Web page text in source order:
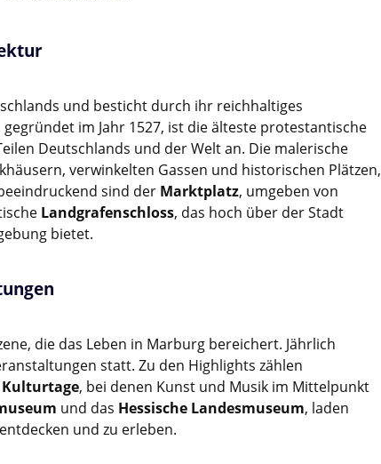
und besticht durch ihr reichhaltiges
gegründet im Jahr 1527, ist die älteste protestantische
Deutschlands und der Welt an. Die malerische
verwinkelten Gassen und historischen Plätzen,
sind der Marktplatz, umgeben von
Landgrafenschloss, das hoch über der Stadt
bietet.
die das Leben in Marburg bereichert. Jährlich
statt. Zu den Highlights zählen
, bei denen Kunst und Musik im Mittelpunkt
und das Hessische Landesmuseum, laden
und zu erleben.